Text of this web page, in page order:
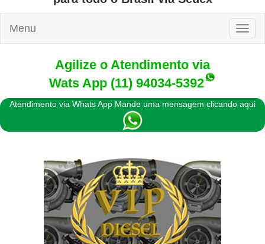
Menu
Agilize o Atendimento via
Wats App (11) 94034-5392
Atendimento via Whats App Mande uma mensagem clicando aqui